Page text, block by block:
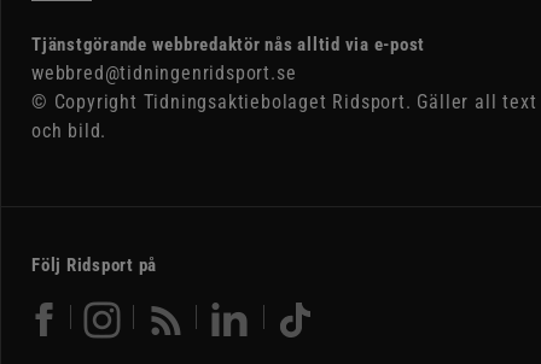
Tjänstgörande webbredaktör nås alltid via e-post
webbred@tidningenridsport.se
© Copyright Tidningsaktiebolaget Ridsport. Gäller all text
och bild.
Följ Ridsport på